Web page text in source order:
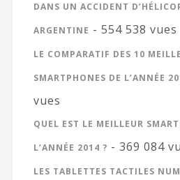
DANS UN ACCIDENT
ARGENTINE - 554 538 vues
LE COMPARATIF DES 10
SMARTPHONES DE L’ANNÉE
vues
QUEL EST LE MEILLEUR
L’ANNÉE 2014 ? - 369 084
LES TABLETTES TACTILES